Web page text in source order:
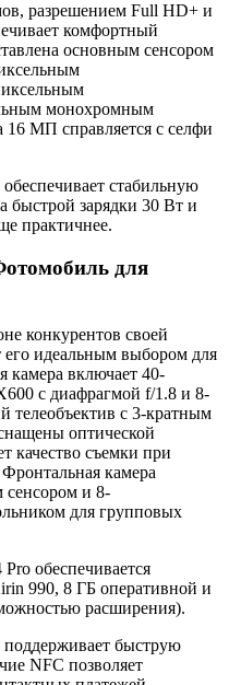
разрешением Full HD+ и
комфортный
основным сенсором
монохромным
16 МП справляется с селфи
стабильную
быстрой зарядки 30 Вт и
практичнее.
для
конкурентов своей
его идеальным выбором для
камера включает 40-
с диафрагмой f/1.8 и 8-
телеобъектив с 3-кратным
оптической
качество съемки при
камера
сенсором и 8-
для групповых
обеспечивается
990, 8 ГБ оперативной и
расширения).
быструю
NFC позволяет